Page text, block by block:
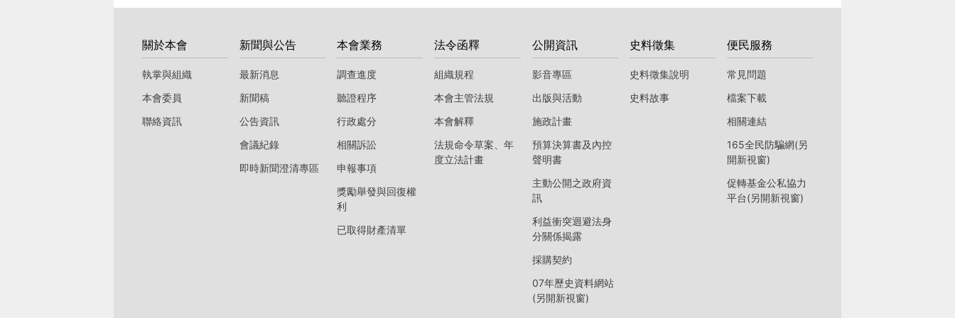
關於本會
執掌與組織
本會委員
聯絡資訊
新聞與公告
最新消息
新聞稿
公告資訊
會議紀錄
即時新聞澄清專區
本會業務
調查進度
聽證程序
行政處分
相關訴訟
申報事項
獎勵舉發與回復權
利
已取得財產清單
法令函釋
組織規程
本會主管法規
本會解釋
法規命令草案、年
度立法計畫
公開資訊
影音專區
出版與活動
施政計畫
預算決算書及內控
聲明書
主動公開之政府資
訊
利益衝突迴避法身
分關係揭露
採購契約
07年歷史資料網站
(另開新視窗)
史料徵集
史料徵集說明
史料故事
便民服務
常見問題
檔案下載
相關連結
165全民防騙網(另
開新視窗)
促轉基金公私協力
平台(另開新視窗)